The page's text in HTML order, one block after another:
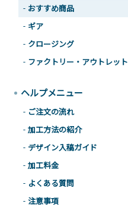
おすすめ商品
ギア
クロージング
ファクトリー・アウトレット
ヘルプメニュー
ご注文の流れ
加工方法の紹介
デザイン入稿ガイド
加工料金
よくある質問
注意事項